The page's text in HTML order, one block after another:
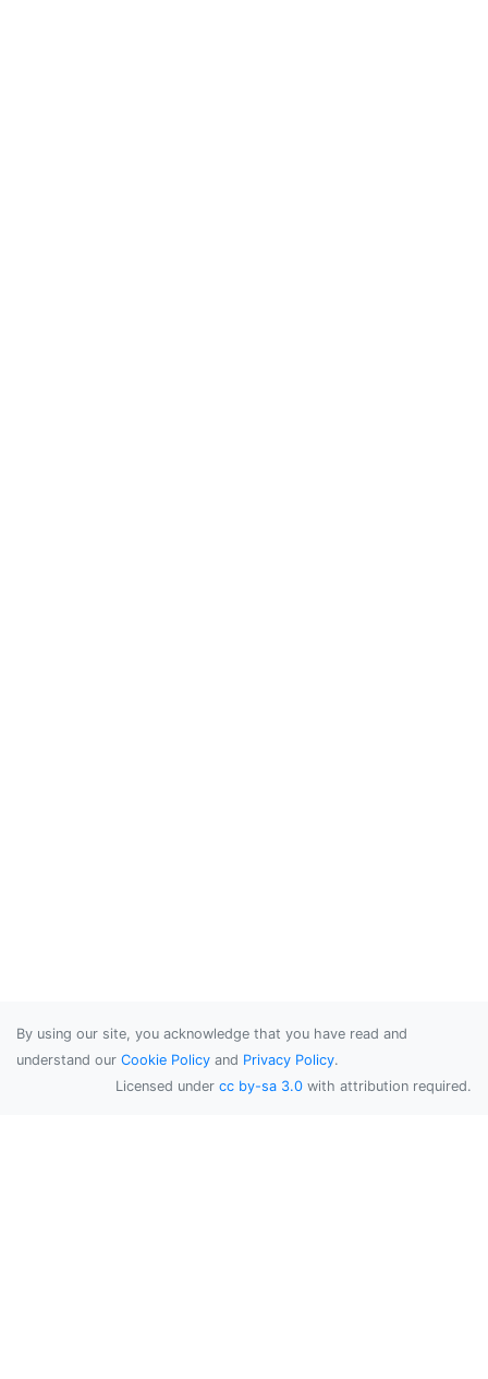
By using our site, you acknowledge that you have read and
understand our Cookie Policy and Privacy Policy.
Licensed under cc by-sa 3.0 with attribution required.